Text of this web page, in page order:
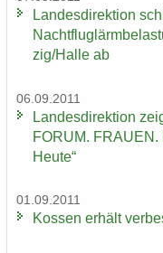
Lan­des­di­rek­ti­on
zig/Halle ab
06.09.2011
Lan­des­di­rek­ti­on
FORUM.
Heute“
01.09.2011
Kos­sen er­hält